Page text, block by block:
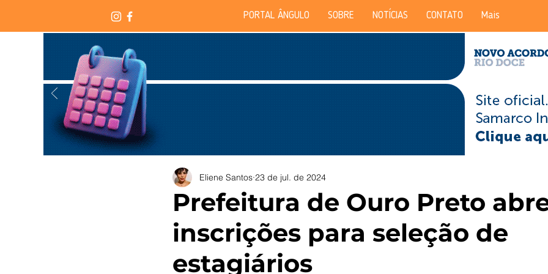
PORTAL ÂNGULO SOBRE NOTÍCIAS CONTATO Mais
Prefeitura de Ouro Preto
inscrições para seleção de
estagiários
Eliene Santos 23 de jul. de 2024